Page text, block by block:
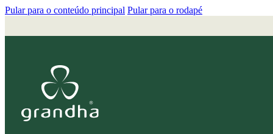
Pular para o conteúdo principal Pular para o rodapé